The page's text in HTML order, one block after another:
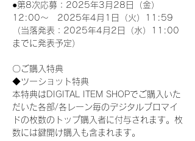
●第8次応募：2025年3月28日（金）
12:00～　2025年4月1日（火）11:59
（当落発表：2025年4月2日（水）11:00
までに発表予定）
〇ご購入特典
◆ツーショット特典
本特典はDIGITAL ITEM SHOPでご購入いた
だいた各部/各レーン毎のデジタルブロマイ
ドの枚数のトップ購入者に付与されます。枚
数には鍵開け購入も含まれます。